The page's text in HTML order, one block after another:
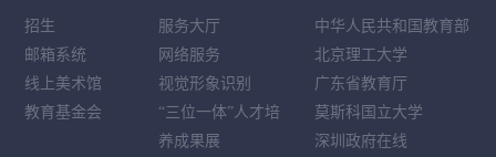
招生
服务大厅
邮箱系统
网络服务
线上美术馆
视觉形象识别
教育基金会
“三位一体”人才培
养成果展
中华人民共和国教育部
北京理工大学
广东省教育厅
莫斯科国立大学
深圳政府在线